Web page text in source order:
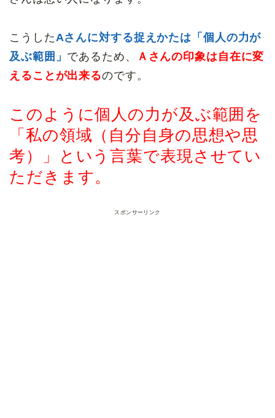
こうしたAさんに対する捉えかたは「個人の力が
及ぶ範囲」 であるため、
Ａさんの印象は自在に変
えることが出来るのです。
このように個人の力が及ぶ範囲を
「私の領域 （自分自身の思想や思
考）
」という言葉で表現させてい
ただきます。
スポンサーリンク